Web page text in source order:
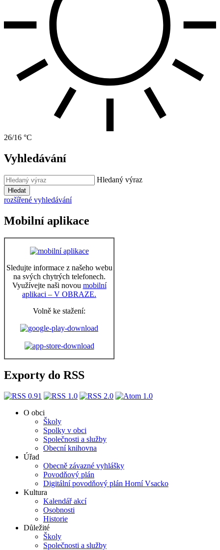
26/16 °C
Vyhledávání
Hledaný výraz
Hledat
rozšířené vyhledávání
Mobilní aplikace
Sledujte informace z našeho webu
na svých chytrých telefonech.
Využívejte naši novou mobilní
aplikaci – V OBRAZE.
Volně ke stažení:
Exporty do RSS
O obci
Školy
Spolky v obci
Společnosti a služby
Obecní knihovna
Úřad
Obecně závazné vyhlášky
Povodňový plán
Digitální povodňový plán Horní Vsacko
Kultura
Kalendář akcí
Osobnosti
Historie
Důležité
Školy
Společnosti a služby